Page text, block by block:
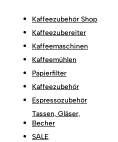
Kaffeezubehör Shop
Kaffeezubereiter
Kaffeemaschinen
Kaffeemühlen
Papierfilter
Kaffeezubehör
Espressozubehör
Tassen, Gläser,
Becher
SALE